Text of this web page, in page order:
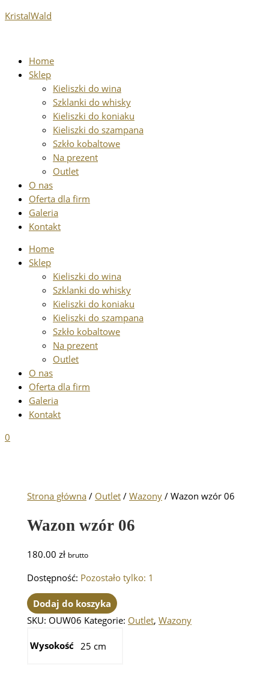
do
KristalWald
Home
Sklep
Kieliszki do wina
Szklanki do whisky
Kieliszki do koniaku
Kieliszki do szampana
Szkło kobaltowe
Na prezent
Outlet
O nas
Oferta dla firm
Galeria
Kontakt
Home
Sklep
Kieliszki do wina
Szklanki do whisky
Kieliszki do koniaku
Kieliszki do szampana
Szkło kobaltowe
Na prezent
Outlet
O nas
Oferta dla firm
Galeria
Kontakt
0
Strona główna / Outlet /Wazony / Wazon wzór 06
Wazon wzór 06
180.00zł brutto
Dostępność: Pozostało tylko: 1
Wazon
Dodaj do koszyka
SKU: OUW06 Kategorie: Outlet,Wazony
Wysokość 25 cm